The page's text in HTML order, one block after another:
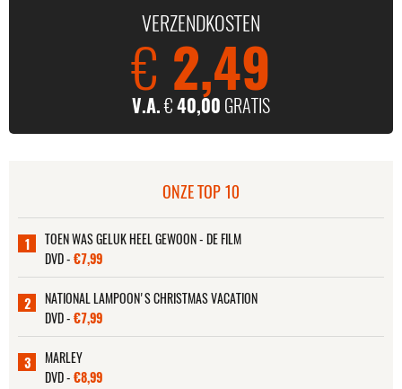
VERZENDKOSTEN
€ 2,49
V.A.€40,00 GRATIS
ONZE TOP 10
1
TOEN WAS GELUK HEEL GEWOON - DE FILM
DVD -€7,99
2
NATIONAL LAMPOON'S CHRISTMAS VACATION
DVD -€7,99
3
MARLEY
DVD -€8,99